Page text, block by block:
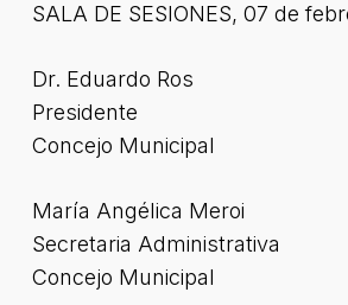
SALA DE SESIONES, 07 de
Dr. Eduardo Ros
Presidente
Concejo Municipal
María Angélica Meroi
Secretaria Administrativa
Concejo Municipal